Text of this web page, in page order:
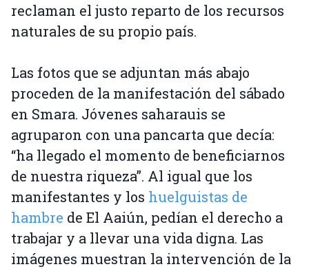
reclaman el justo reparto de los recursos
naturales de su propio país.
Las fotos que se adjuntan más abajo
proceden de la manifestación del sábado
en Smara. Jóvenes saharauis se
agruparon con una pancarta que decía:
“ha llegado el momento de beneficiarnos
de nuestra riqueza”. Al igual que los
manifestantes y los huelguistas de
hambre de El Aaiún, pedían el derecho a
trabajar y a llevar una vida digna. Las
imágenes muestran la intervención de la